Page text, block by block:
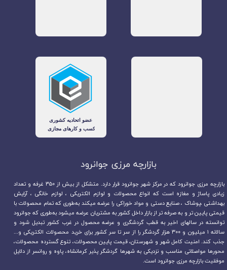
بازارچه مرزی جوانرود​​​​​​​
بازارچه مرزی جوانرود که در مرکز شهر جوانرود قرار دارد. متشکل از بیش از ۳۵۰ غرفه و تعداد
زیادی پاساژ و مغازه است که انواع محصولات و لوازم الکتریکی ، لوازم خانگی ، آرایش
بهداشتی ،پوشاک ، صنایع دستی و مواد خوراکی را عرضه میکند به‌طوری که تمام محصولات با
قیمتی پایین تر و به صرفه تر از بازار داخل کشور به مشتریان عرضه میشود به‌طوری که جوانرود
توانسته در سالهای اخیر به قطب گردشگری و عرضه محصول در غرب کشور تبدیل شود و
سالانه ۱ میلیون و ۳۰۰ هزار گردشگر را از سر تا سر کشور برای خرید محصولات الکتریکی و...
جذب کند. امنیت کامل شهر و شهرستان، قیمت پایین محصولات، تنوع گسترده محصولات،
محورها مواصلاتی مناسب و نزدیکی به شهرها گردشگر پذیر کرمانشاه، پاوه و روانسر از دلایل
موفقیت بازارچه مرزی جوانرود است.